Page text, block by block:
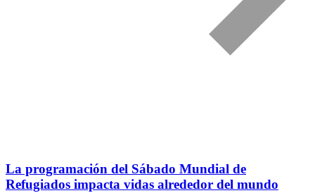
La programación del Sábado Mundial de
Refugiados impacta vidas alrededor del mundo